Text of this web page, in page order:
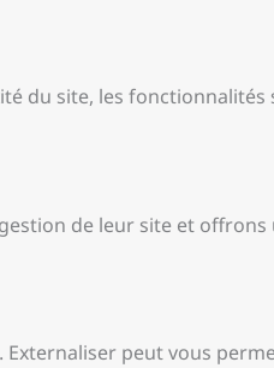
du site, les
de leur site et
peut vous